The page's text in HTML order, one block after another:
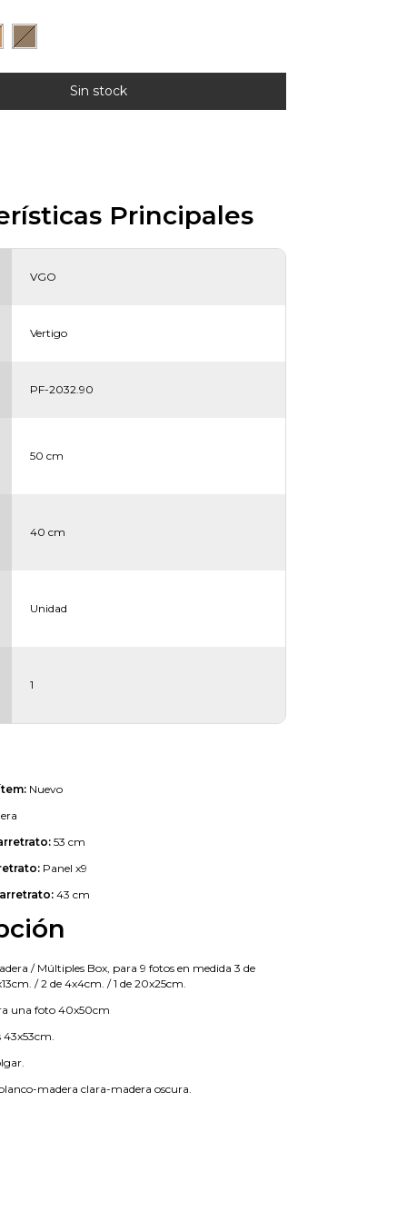
Principales
VGO
Vertigo
PF-2032.90
50 cm
40 cm
Unidad
1
Nuevo
53 cm
Panel x9
43 cm
/ Múltiples Box, para 9 fotos en medida 3 de
/ 2 de 4x4cm. / 1 de 20x25cm.
una foto 40x50cm
43x53cm.
madera clara-madera oscura.